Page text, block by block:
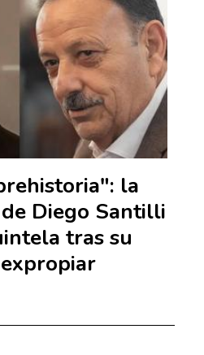
la
Diego Santilli
tras su